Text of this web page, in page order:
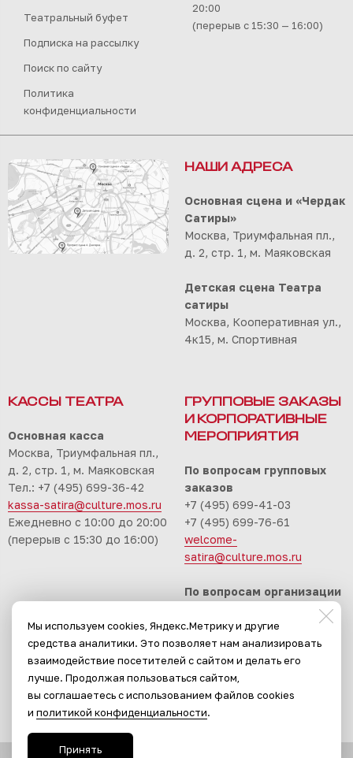
Театральный буфет
Подписка на рассылку
Поиск по сайту
Политика
конфиденциальности
20:00
(перерыв с 15:30 — 16:00)
НАШИ АДРЕСА
Основная сцена и «Чердак
Сатиры»
Москва, Триумфальная пл.,
д. 2, стр. 1, м. Маяковская
Детская сцена Театра
сатиры
Москва, Кооперативная ул.,
4к15, м. Спортивная
КАССЫ ТЕАТРА
Основная касса
Москва, Триумфальная пл.,
д. 2, стр. 1, м. Маяковская
Тел.: +7 (495) 699-36-42
kassa-satira@culture.mos.ru
Ежедневно с 10:00 до 20:00
(перерыв с 15:30 до 16:00)
ГРУППОВЫЕ ЗАКАЗЫ
И КОРПОРАТИВНЫЕ
МЕРОПРИЯТИЯ
По вопросам групповых
заказов
+7 (495) 699-41-03
+7 (495) 699-76-61
welcome-
satira@culture.mos.ru
По вопросам организации
мероприятий
+7 (495) 699-94-30
event-satira@culture.mos.ru
Мы используем cookies, Яндекс.Метрику и другие
средства аналитики. Это позволяет нам анализировать
взаимодействие посетителей с сайтом и делать его
лучше. Продолжая пользоваться сайтом,
вы соглашаетесь с использованием файлов cookies
и политикой конфиденциальности.
Принять